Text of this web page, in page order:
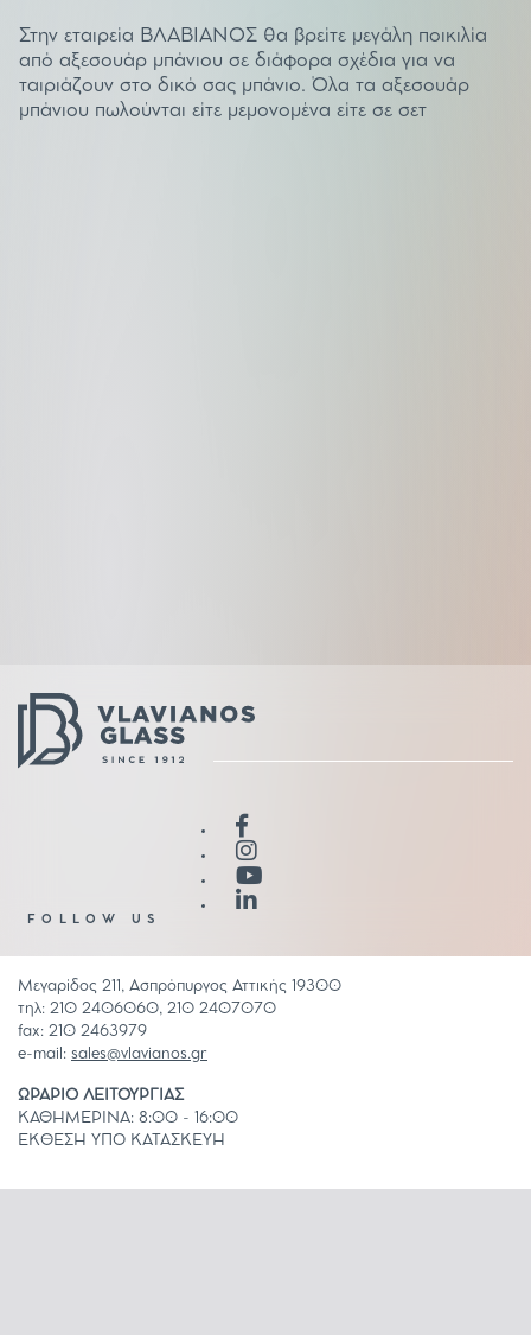
Στην εταιρεία ΒΛΑΒΙΑΝΟΣ θα βρείτε μεγάλη ποικιλία
από αξεσουάρ μπάνιου σε διάφορα σχέδια για να
ταιριάζουν στο δικό σας μπάνιο. Όλα τα αξεσουάρ
μπάνιου πωλούνται είτε μεμονομένα είτε σε σετ
FOLLOW US
Μεγαρίδος 211, Ασπρόπυργος Αττικής 19300
τηλ: 210 2406060, 210 2407070
fax: 210 2463979
e-mail: sales@vlavianos.gr
ΩΡΑΡΙΟ ΛΕΙΤΟΥΡΓΙΑΣ
ΚΑΘΗΜΕΡΙΝΑ: 8:00 - 16:00
ΕΚΘΕΣΗ ΥΠΟ ΚΑΤΑΣΚΕΥΗ